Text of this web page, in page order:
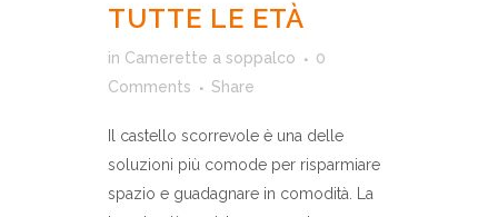
TUTTE LE ETÀ
in Camerette a soppalco
0
Comments
Share
Il castello scorrevole è una delle
soluzioni più comode per risparmiare
spazio e guadagnare in comodità. La